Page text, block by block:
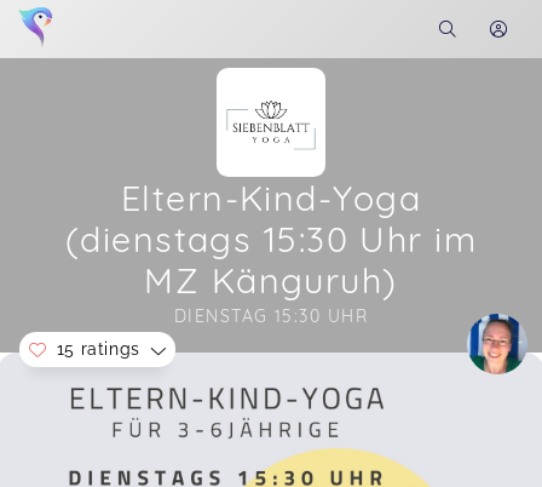
Eltern-Kind-Yoga
(dienstags 15:30 Uhr im
MZ Känguruh)
DIENSTAG 15:30 UHR
Soon you will learn more about me here...
15 ratings
Jede Stunde bei Cathy ist total liebevoll
gestaltet und sie geht so wunderbar auf die
Kinder ein. Echt nur weiterzuempfehlen 🥰❤️
Angelina,